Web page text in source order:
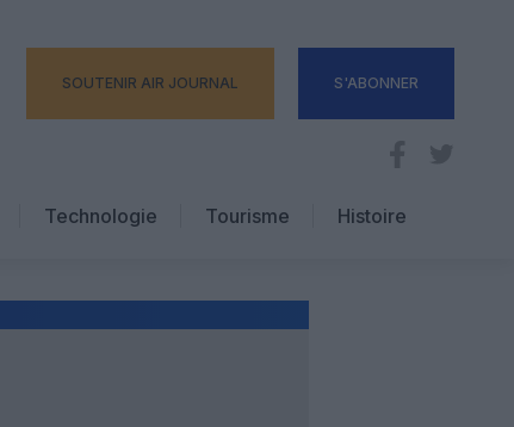
SOUTENIR AIR JOURNAL S'ABONNER
Technologie
Tourisme
Hôtellerie
Histoire